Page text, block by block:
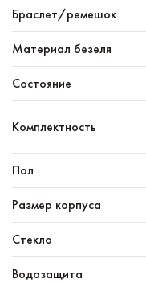
Браслет/ремешок
Материал безеля
Состояние
Комплектность
Пол
Размер корпуса
Стекло
Водозащита